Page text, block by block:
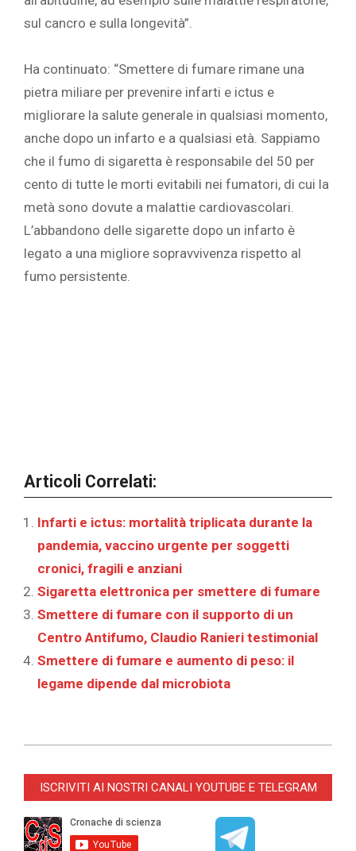
sul cancro e sulla longevità”. ‎
‎Ha continuato: “Smettere di fumare rimane una
pietra miliare per prevenire infarti e ictus e
migliorare la salute generale in qualsiasi momento,
anche dopo un infarto e a qualsiasi età. Sappiamo
che il fumo di sigaretta è responsabile del 50 per
cento di tutte le morti evitabili nei fumatori, di cui la
metà sono dovute a malattie cardiovascolari. ‎
L’abbandono delle sigarette dopo un infarto è
legato a una migliore sopravvivenza rispetto al
fumo persistente. ‎
Articoli Correlati:
Infarti e ictus: mortalità triplicata durante la
pandemia, vaccino urgente per soggetti
cronici, fragili e anziani
Sigaretta elettronica per smettere di fumare
Smettere di fumare con il supporto di un
Centro Antifumo, Claudio Ranieri testimonial
Smettere di fumare e aumento di peso: il
legame dipende dal microbiota
04-
ISCRIVITI AI NOSTRI CANALI YOUTUBE E TELEGRAM